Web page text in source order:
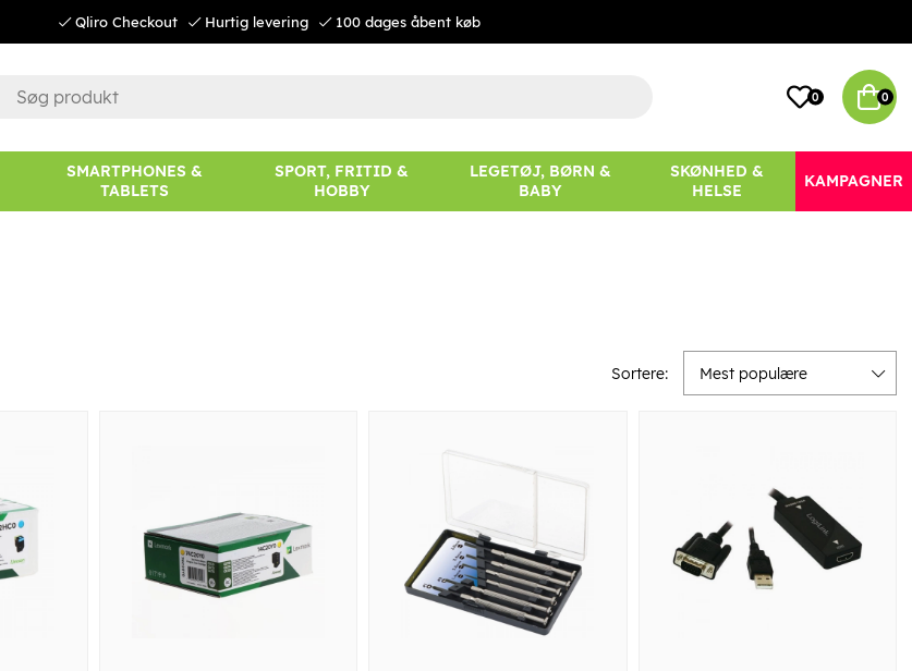
Qliro Checkout Hurtig levering 100 dages åbent køb
0 0
SMARTPHONES &
TABLETS
SPORT, FRITID &
HOBBY
LEGETØJ, BØRN &
BABY
SKØNHED &
HELSE
KAMPAGNER
Sortere: Mest populære